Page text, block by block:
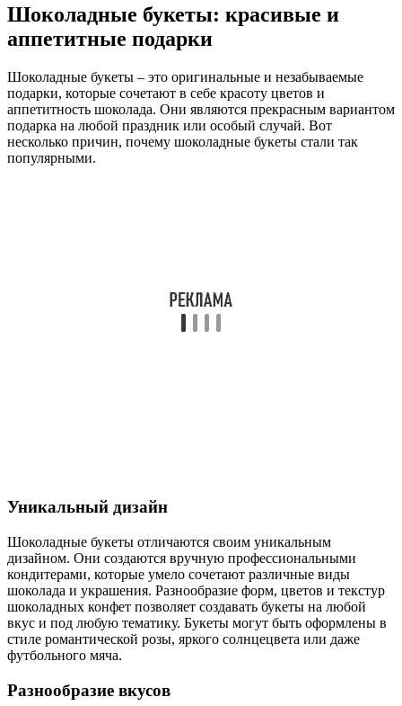
Шоколадные букеты: красивые и
аппетитные подарки
Шоколадные букеты – это оригинальные и незабываемые
подарки, которые сочетают в себе красоту цветов и
аппетитность шоколада. Они являются прекрасным вариантом
подарка на любой праздник или особый случай. Вот
несколько причин, почему шоколадные букеты стали так
популярными.
Уникальный дизайн
Шоколадные букеты отличаются своим уникальным
дизайном. Они создаются вручную профессиональными
кондитерами, которые умело сочетают различные виды
шоколада и украшения. Разнообразие форм, цветов и текстур
шоколадных конфет позволяет создавать букеты на любой
вкус и под любую тематику. Букеты могут быть оформлены в
стиле романтической розы, яркого солнцецвета или даже
футбольного мяча.
Разнообразие вкусов